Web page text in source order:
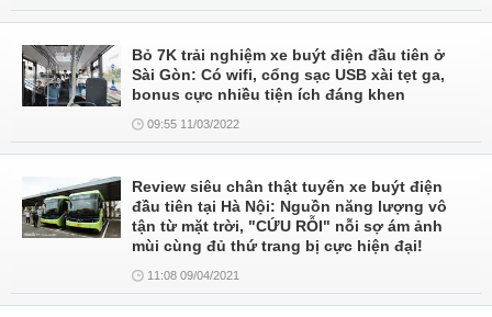
Bỏ 7K trải nghiệm xe buýt điện đầu tiên ở
Sài Gòn: Có wifi, cổng sạc USB xài tẹt ga,
bonus cực nhiều tiện ích đáng khen
09:55 11/03/2022
Review siêu chân thật tuyến xe buýt điện
đầu tiên tại Hà Nội: Nguồn năng lượng vô
tận từ mặt trời, "CỨU RỖI" nỗi sợ ám ảnh
mùi cùng đủ thứ trang bị cực hiện đại!
11:08 09/04/2021